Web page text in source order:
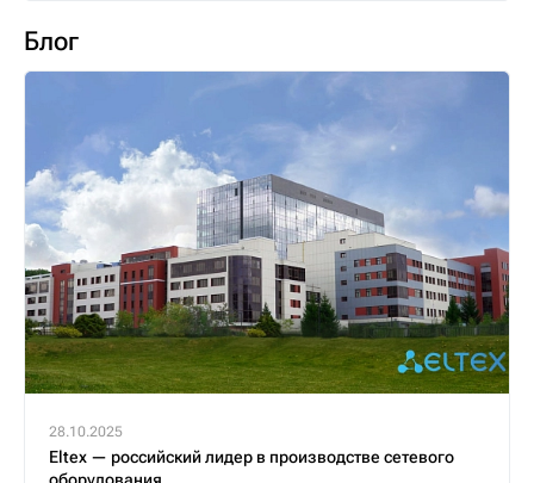
Блог
28.10.2025
Eltex — российский лидер в производстве сетевого